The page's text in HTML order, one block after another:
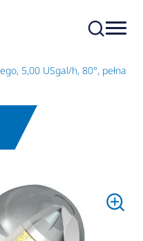
5,00 USgal/h, 80°, pełna